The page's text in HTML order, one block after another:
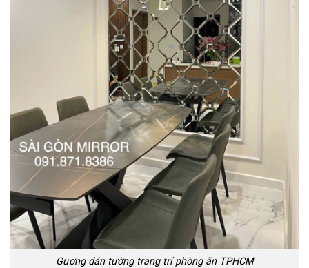
Gương dán tường trang trí phòng ăn TPHCM